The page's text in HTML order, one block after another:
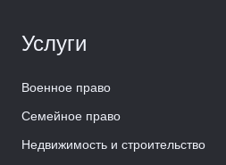
Услуги
Военное право
Семейное право
Недвижимость и строительство